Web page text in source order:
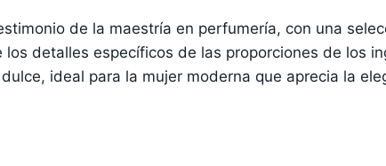
de la maestría en perfumería, con una
detalles específicos de las proporciones de los
ideal para la mujer moderna que aprecia la